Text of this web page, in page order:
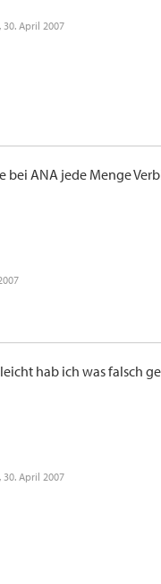
, 30. April 2007
bei ANA jede Menge
hab ich was falsch
, 30. April 2007